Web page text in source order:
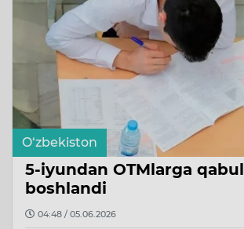
O‘zbekiston
5-iyundan OTMlarga qabul
boshlandi
04:48 / 05.06.2026